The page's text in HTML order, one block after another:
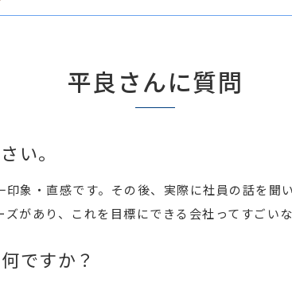
平良さんに質問
い。
象・直感です。その後、実際に社員の話を聞
があり、これを目標にできる会社ってすごい
ですか？